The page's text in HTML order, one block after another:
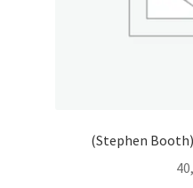
(Stephen